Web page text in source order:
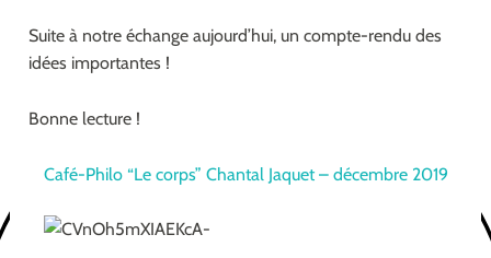
Suite à notre échange aujourd’hui, un compte-rendu des
idées importantes !
Bonne lecture !
Café-Philo “Le corps” Chantal Jaquet – décembre 2019